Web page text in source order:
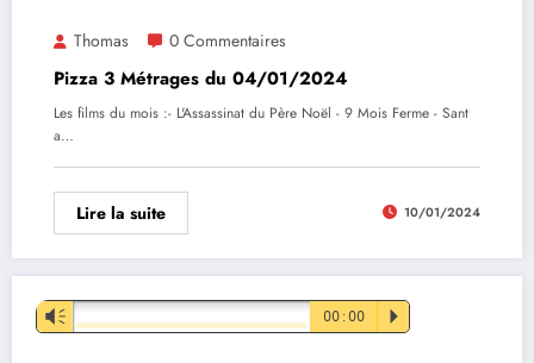
Thomas 0 Commentaires
Pizza 3 Métrages du 04/01/2024
Les films du mois :- L'Assassinat du Père Noël - 9 Mois Ferme - Sant
a…
Lire la suite 10/01/2024
Lecteur
audio
Vm 00:00 P